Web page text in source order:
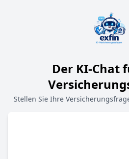
Der KI-Chat
Stellen Sie Ihre